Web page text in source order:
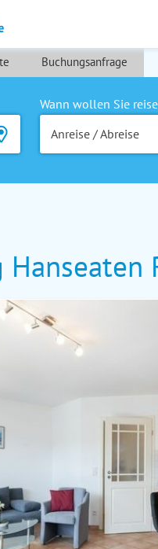
Buchungsanfrage
Wann wollen Sie
Anreise / Abreise